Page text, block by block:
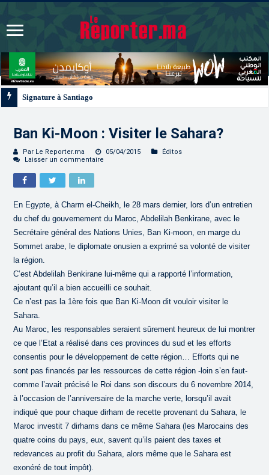
Ban Ki-Moon : Visiter le Sahara?
Par Le Reporter.ma 05/04/2015
Éditos
Laisser un commentaire
En Egypte, à Charm el-Cheikh, le 28 mars dernier, lors d’un entretien
du chef du gouvernement du Maroc, Abdelilah Benkirane, avec le
Secrétaire général des Nations Unies, Ban Ki-moon, en marge du
Sommet arabe, le diplomate onusien a exprimé sa volonté de visiter
la région.
C’est Abdelilah Benkirane lui-même qui a rapporté l’information,
ajoutant qu’il a bien accueilli ce souhait.
Ce n’est pas la 1ère fois que Ban Ki-Moon dit vouloir visiter le
Sahara.
Au Maroc, les responsables seraient sûrement heureux de lui montrer
ce que l’Etat a réalisé dans ces provinces du sud et les efforts
consentis pour le développement de cette région… Efforts qui ne
sont pas financés par les ressources de cette région -loin s’en faut-
comme l’avait précisé le Roi dans son discours du 6 novembre 2014,
à l’occasion de l’anniversaire de la marche verte, lorsqu’il avait
indiqué que pour chaque dirham de recette provenant du Sahara, le
Maroc investit 7 dirhams dans ce même Sahara (les Marocains des
quatre coins du pays, eux, savent qu’ils paient des taxes et
redevances au profit du Sahara, alors même que le Sahara est
exonéré de tout impôt).